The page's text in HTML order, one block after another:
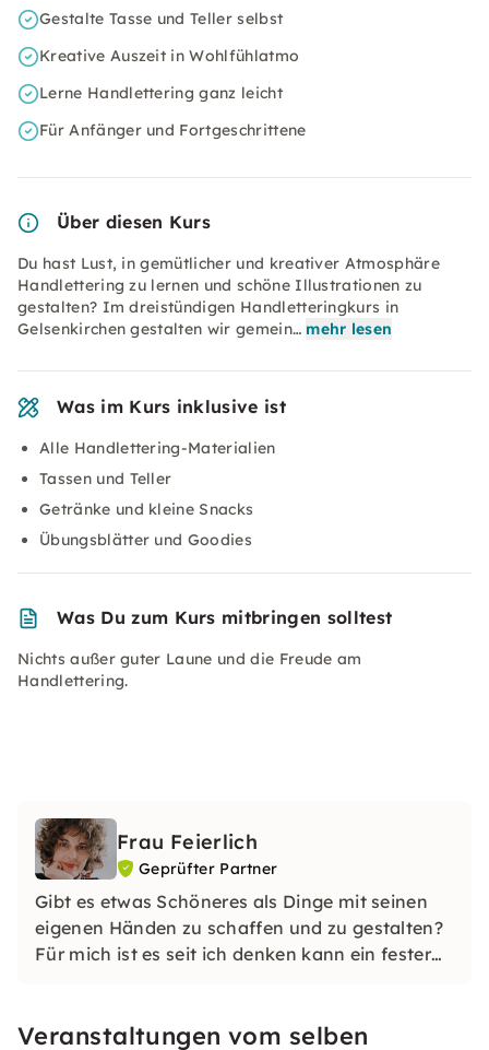
Gestalte Tasse und Teller selbst
Kreative Auszeit in Wohlfühlatmo
Lerne Handlettering ganz leicht
Für Anfänger und Fortgeschrittene
Über diesen Kurs
Du hast Lust, in gemütlicher und kreativer Atmosphäre
Handlettering zu lernen und schöne Illustrationen zu
gestalten? Im dreistündigen Handletteringkurs in
Gelsenkirchen gestalten wir gemein… mehr lesen
Was im Kurs inklusive ist
Alle Handlettering-Materialien
Tassen und Teller
Getränke und kleine Snacks
Übungsblätter und Goodies
Was Du zum Kurs mitbringen solltest
Nichts außer guter Laune und die Freude am
Handlettering.
Frau Feierlich
Geprüfter Partner
Gibt es etwas Schöneres als Dinge mit seinen
eigenen Händen zu schaffen und zu gestalten?
Für mich ist es seit ich denken kann ein fester
Veranstaltungen vom selben